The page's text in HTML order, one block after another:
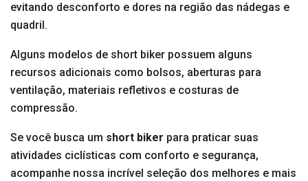
evitando desconforto e dores na região das nádegas e
quadril.
Alguns modelos de short biker possuem alguns
recursos adicionais como bolsos, aberturas para
ventilação, materiais refletivos e costuras de
compressão.
Se você busca um short biker para praticar suas
atividades ciclísticas com conforto e segurança,
acompanhe nossa incrível seleção dos melhores e mais